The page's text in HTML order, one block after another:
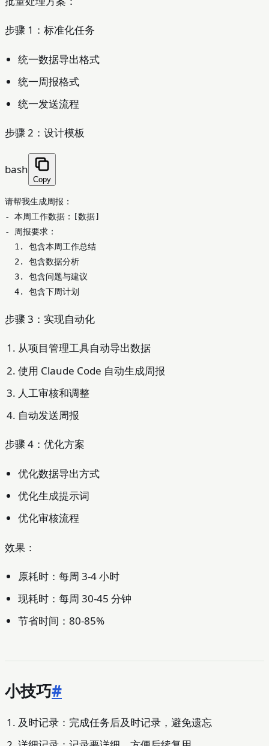
步骤 1：标准化任务
统一数据导出格式
统一周报格式
统一发送流程
步骤 2：设计模板
bash
Copy
请帮我生成周报：
- 本周工作数据：[数据]
- 周报要求：
  1. 包含本周工作总结
  2. 包含数据分析
  3. 包含问题与建议
步骤 3：实现自动化
从项目管理工具自动导出数据
使用 Claude Code 自动生成周报
人工审核和调整
自动发送周报
步骤 4：优化方案
优化数据导出方式
优化生成提示词
优化审核流程
效果：
原耗时：每周 3-4 小时
现耗时：每周 30-45 分钟
节省时间：80-85%
小技巧#
及时记录：完成任务后及时记录，避免遗忘